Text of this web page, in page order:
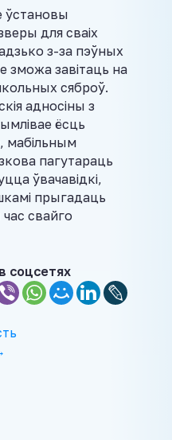
ўстановы
для сваіх
з-за пэўных
зможа завітаць на
сяброў.
адносіны з
ёсць
мабільным
пагутараць
ўвачавідкі,
прыгадаць
свайго
соцсетях